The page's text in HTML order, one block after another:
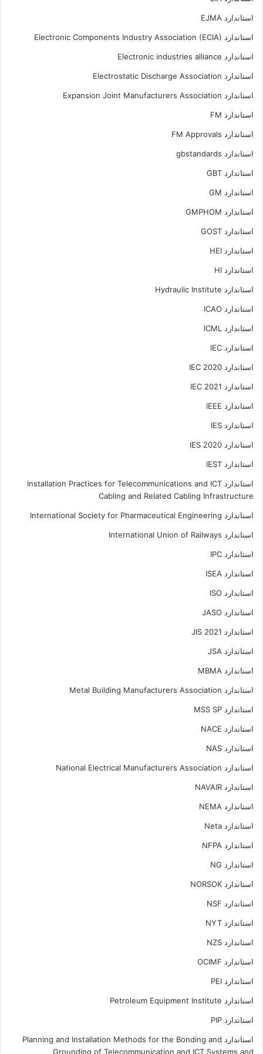
استاندارد EJMA
استاندارد Electronic Components Industry Association (ECIA)
استاندارد Electronic industries alliance
استاندارد Electrostatic Discharge Association
استاندارد Expansion Joint Manufacturers Association
استاندارد FM
استاندارد FM Approvals
استاندارد gbstandards
استاندارد GBT
استاندارد GM
استاندارد GMPHOM
استاندارد GOST
استاندارد HEI
استاندارد HI
استاندارد Hydraulic Institute
استاندارد ICAO
استاندارد ICML
استاندارد IEC
استاندارد IEC 2020
استاندارد IEC 2021
استاندارد IEEE
استاندارد IES
استاندارد IES 2020
استاندارد IEST
استاندارد Installation Practices for Telecommunications and ICT
Cabling and Related Cabling Infrastructure
استاندارد International Society for Pharmaceutical Engineering
استاندارد International Union of Railways
استاندارد IPC
استاندارد ISEA
استاندارد ISO
استاندارد JASO
استاندارد JIS 2021
استاندارد JSA
استاندارد MBMA
استاندارد Metal Building Manufacturers Association
استاندارد MSS SP
استاندارد NACE
استاندارد NAS
استاندارد National Electrical Manufacturers Association
استاندارد NAVAIR
استاندارد NEMA
استاندارد Neta
استاندارد NFPA
استاندارد NG
استاندارد NORSOK
استاندارد NSF
استاندارد NYT
استاندارد NZS
استاندارد OCIMF
استاندارد PEI
استاندارد Petroleum Equipment Institute
استاندارد PIP
استاندارد Planning and Installation Methods for the Bonding and
Grounding of Telecommunication and ICT Systems and